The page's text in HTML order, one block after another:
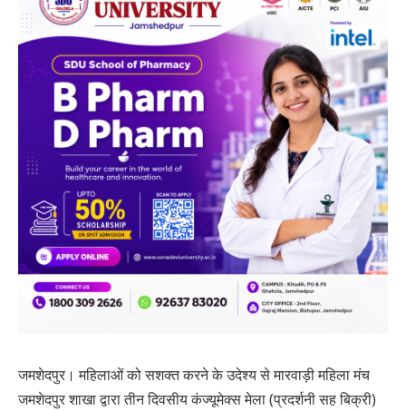
जमशेदपुर। महिलाओं को सशक्त करने के उदेश्य से मारवाड़ी महिला मंच
जमशेदपुर शाखा द्वारा तीन दिवसीय कंज्यूमेक्स मेला (प्रदर्शनी सह बिक्री)